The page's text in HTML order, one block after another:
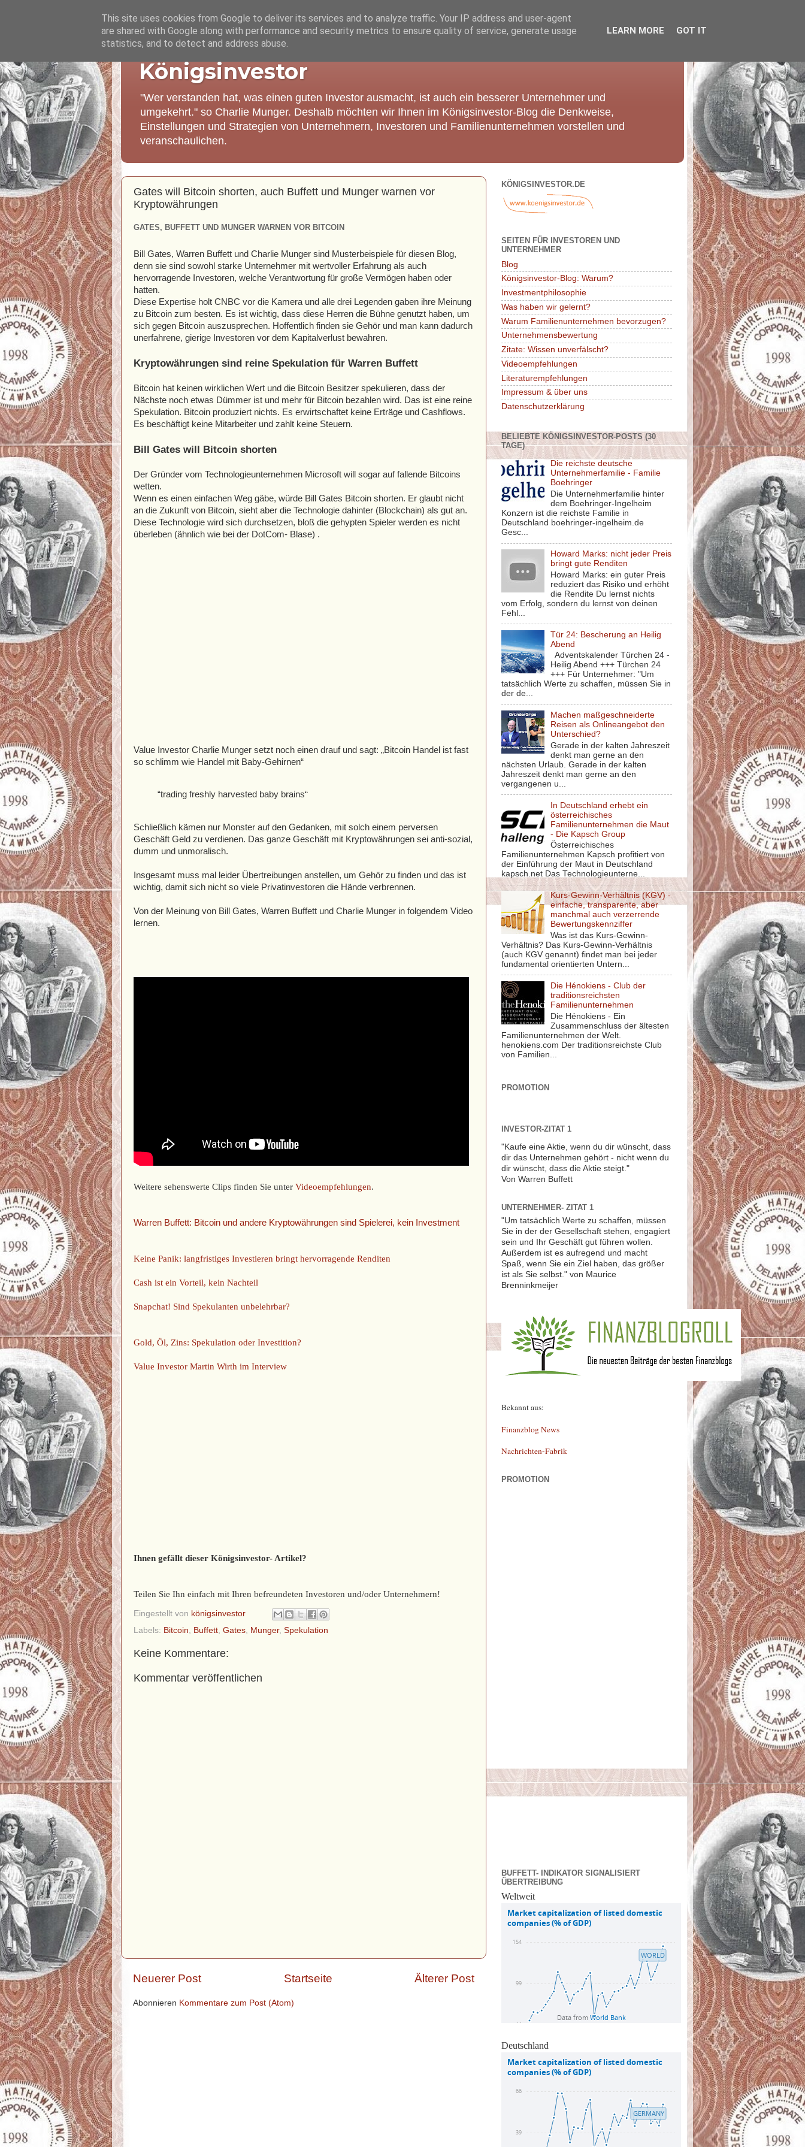
Königsinvestor
"Wer verstanden hat, was einen guten Investor ausmacht, ist auch ein besserer Unternehmer und
umgekehrt." so Charlie Munger. Deshalb möchten wir Ihnen im Königsinvestor-Blog die Denkweise,
Einstellungen und Strategien von Unternehmern, Investoren und Familienunternehmen vorstellen und
veranschaulichen.
Gates will Bitcoin shorten, auch Buffett und Munger warnen vor
Kryptowährungen
GATES, BUFFETT UND MUNGER WARNEN VOR BITCOIN
Bill Gates, Warren Buffett und Charlie Munger sind Musterbeispiele für diesen Blog,
denn sie sind sowohl starke Unternehmer mit wertvoller Erfahrung als auch
hervorragende Investoren, welche Verantwortung für große Vermögen haben oder
hatten.
Diese Expertise holt CNBC vor die Kamera und alle drei Legenden gaben ihre Meinung
zu Bitcoin zum besten. Es ist wichtig, dass diese Herren die Bühne genutzt haben, um
sich gegen Bitcoin auszusprechen. Hoffentlich finden sie Gehör und man kann dadurch
unerfahrene, gierige Investoren vor dem Kapitalverlust bewahren.
Kryptowährungen sind reine Spekulation für Warren Buffett
Bitcoin hat keinen wirklichen Wert und die Bitcoin Besitzer spekulieren, dass der
Nächste noch etwas Dümmer ist und mehr für Bitcoin bezahlen wird. Das ist eine reine
Spekulation. Bitcoin produziert nichts. Es erwirtschaftet keine Erträge und Cashflows.
Es beschäftigt keine Mitarbeiter und zahlt keine Steuern.
Bill Gates will Bitcoin shorten
Der Gründer vom Technologieunternehmen Microsoft will sogar auf fallende Bitcoins
wetten.
Wenn es einen einfachen Weg gäbe, würde Bill Gates Bitcoin shorten. Er glaubt nicht
an die Zukunft von Bitcoin, sieht aber die Technologie dahinter (Blockchain) als gut an.
Diese Technologie wird sich durchsetzen, bloß die gehypten Spieler werden es nicht
überleben (ähnlich wie bei der DotCom- Blase) .
Value Investor Charlie Munger setzt noch einen drauf und sagt: „Bitcoin Handel ist fast
so schlimm wie Handel mit Baby-Gehirnen“
“trading freshly harvested baby brains“
Schließlich kämen nur Monster auf den Gedanken, mit solch einem perversen
Geschäft Geld zu verdienen. Das ganze Geschäft mit Kryptowährungen sei anti-sozial,
dumm und unmoralisch.
Insgesamt muss mal leider Übertreibungen anstellen, um Gehör zu finden und das ist
wichtig, damit sich nicht so viele Privatinvestoren die Hände verbrennen.
Von der Meinung von Bill Gates, Warren Buffett und Charlie Munger in folgendem Video
lernen.
Weitere sehenswerte Clips finden Sie unter Videoempfehlungen.
Warren Buffett: Bitcoin und andere Kryptowährungen sind Spielerei, kein Investment
Keine Panik: langfristiges Investieren bringt hervorragende Renditen
Cash ist ein Vorteil, kein Nachteil
Snapchat! Sind Spekulanten unbelehrbar?
Gold, Öl, Zins: Spekulation oder Investition?
Value Investor Martin Wirth im Interview
Ihnen gefällt dieser Königsinvestor- Artikel?
Teilen Sie Ihn einfach mit Ihren befreundeten Investoren und/oder Unternehmern!
Eingestellt von königsinvestor
Labels: Bitcoin Buffett Gates Munger, Spekulation
Keine Kommentare:
Kommentar veröffentlichen
Neuerer Post Älterer Post
Startseite
Abonnieren Kommentare zum Post (Atom)
KÖNIGSINVESTOR.DE
SEITEN FÜR INVESTOREN UND
UNTERNEHMER
Blog
Königsinvestor-Blog: Warum?
Investmentphilosophie
Was haben wir gelernt?
Warum Familienunternehmen bevorzugen?
Unternehmensbewertung
Zitate: Wissen unverfälscht?
Videoempfehlungen
Literaturempfehlungen
Impressum & über uns
Datenschutzerklärung
BELIEBTE KÖNIGSINVESTOR-POSTS (30
TAGE)
Die reichste deutsche
Unternehmerfamilie - Familie
Boehringer
Die Unternehmerfamilie hinter
dem Boehringer-Ingelheim
Konzern ist die reichste Familie in
Deutschland boehringer-ingelheim.de
Gesc...
Howard Marks: nicht jeder Preis
bringt gute Renditen
Howard Marks: ein guter Preis
reduziert das Risiko und erhöht
die Rendite Du lernst nichts
vom Erfolg, sondern du lernst von deinen
Fehl...
Tür 24: Bescherung an Heilig
Abend
Adventskalender Türchen 24 -
Heilig Abend +++ Türchen 24
+++ Für Unternehmer: "Um
tatsächlich Werte zu schaffen, müssen Sie in
der de...
Machen maßgeschneiderte
Reisen als Onlineangebot den
Unterschied?
Gerade in der kalten Jahreszeit
denkt man gerne an den
nächsten Urlaub. Gerade in der kalten
Jahreszeit denkt man gerne an den
vergangenen u...
In Deutschland erhebt ein
österreichisches
Familienunternehmen die Maut
- Die Kapsch Group
Österreichisches
Familienunternehmen Kapsch profitiert von
der Einführung der Maut in Deutschland
kapsch.net Das Technologieunterne...
Kurs-Gewinn-Verhältnis (KGV) -
einfache, transparente, aber
manchmal auch verzerrende
Bewertungskennziffer
Was ist das Kurs-Gewinn-
Verhältnis? Das Kurs-Gewinn-Verhältnis
(auch KGV genannt) findet man bei jeder
fundamental orientierten Untern...
Die Hénokiens - Club der
traditionsreichsten
Familienunternehmen
Die Hénokiens - Ein
Zusammenschluss der ältesten
Familienunternehmen der Welt.
henokiens.com Der traditionsreichste Club
von Familien...
PROMOTION
INVESTOR-ZITAT 1
"Kaufe eine Aktie, wenn du dir wünscht, dass
dir das Unternehmen gehört - nicht wenn du
dir wünscht, dass die Aktie steigt."
Von Warren Buffett
UNTERNEHMER- ZITAT 1
"Um tatsächlich Werte zu schaffen, müssen
Sie in der der Gesellschaft stehen, engagiert
sein und Ihr Geschäft gut führen wollen.
Außerdem ist es aufregend und macht
Spaß, wenn Sie ein Ziel haben, das größer
ist als Sie selbst." von Maurice
Brenninkmeijer
Bekannt aus:
Finanzblog News
Nachrichten-Fabrik
PROMOTION
BUFFETT- INDIKATOR SIGNALISIERT
ÜBERTREIBUNG
Weltweit
Deutschland
This site uses cookies from Google to deliver its services and to analyze traffic. Your IP address and user-agent
are shared with Google along with performance and security metrics to ensure quality of service, generate usage
statistics, and to detect and address abuse.
LEARN MORE GOT IT